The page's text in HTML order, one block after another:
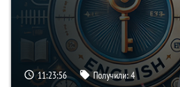
11:23:55 Получили:4